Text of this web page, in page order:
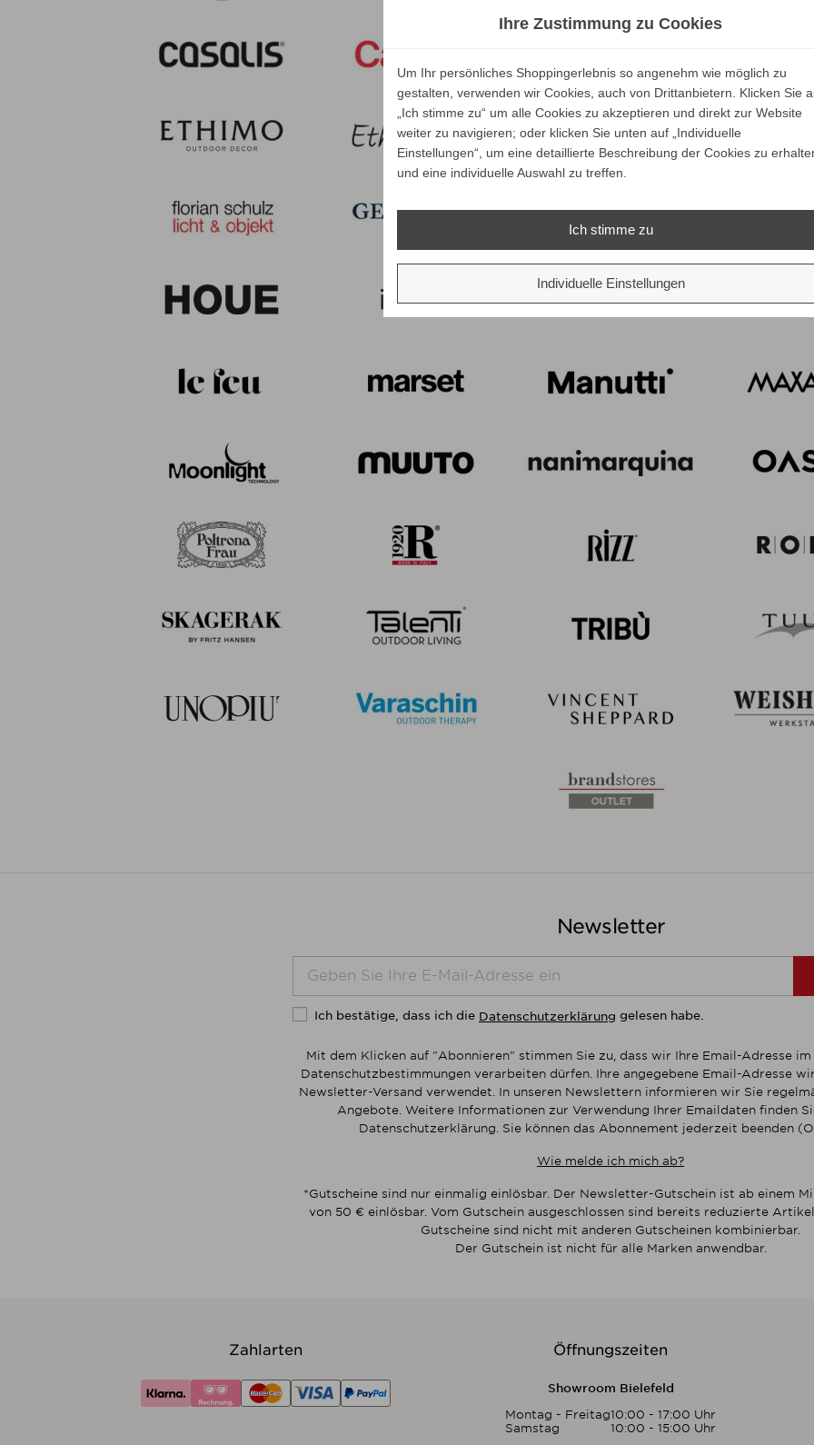
Newsletter
Ich bestätige, dass ich die Datenschutzerklärung gelesen habe.
Mit dem Klicken auf "Abonnieren" stimmen Sie zu, dass wir Ihre Email-Adresse im
Datenschutzbestimmungen verarbeiten dürfen. Ihre angegebene Email-Adresse
Newsletter-Versand verwendet. In unseren Newslettern informieren wir Sie
Angebote. Weitere Informationen zur Verwendung Ihrer Emaildaten finden
Datenschutzerklärung. Sie können das Abonnement jederzeit beenden
Wie melde ich mich ab?
*Gutscheine sind nur einmalig einlösbar. Der Newsletter-Gutschein ist ab einem
von 50 € einlösbar. Vom Gutschein ausgeschlossen sind bereits reduzierte Artikel
Gutscheine sind nicht mit anderen Gutscheinen kombinierbar.
Der Gutschein ist nicht für alle Marken anwendbar.
Zahlarten Öffnungszeiten
Showroom Bielefeld
Montag - Freitag10:00 - 17:00 Uhr
Samstag
10:00 - 15:00 Uhr
Ihre Zustimmung zu Cookies
Um Ihr persönliches Shoppingerlebnis so angenehm wie möglich zu
gestalten, verwenden wir Cookies, auch von Drittanbietern. Klicken Sie
„Ich stimme zu“ um alle Cookies zu akzeptieren und direkt zur Website
weiter zu navigieren; oder klicken Sie unten auf „Individuelle
Einstellungen“, um eine detaillierte Beschreibung der Cookies zu
und eine individuelle Auswahl zu treffen.
Ich stimme zu
Individuelle Einstellungen